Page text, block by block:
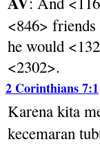
<846>
he would
<2302>.
2 Corinthians 7:1
Karena kita
kecemaran